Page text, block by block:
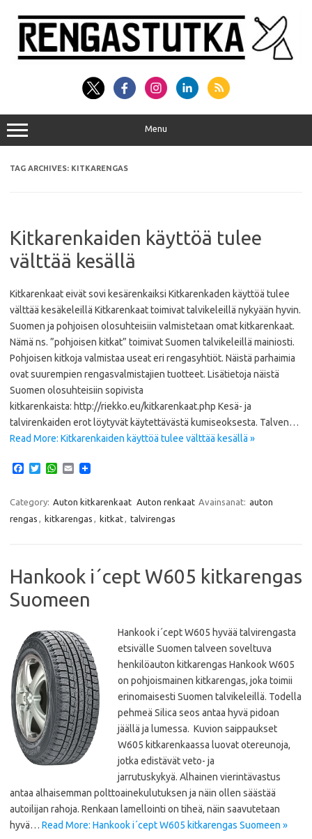
content
Menu
TAG ARCHIVES: KITKARENGAS
Kitkarenkaiden käyttöä tulee
välttää kesällä
Kitkarenkaat eivät sovi kesärenkaiksi Kitkarenkaden käyttöä tulee
välttää kesäkeleillä Kitkarenkaat toimivat talvikeleillä nykyään hyvin.
Suomen ja pohjoisen olosuhteisiin valmistetaan omat kitkarenkaat.
Nämä ns. ”pohjoisen kitkat” toimivat Suomen talvikeleillä mainiosti.
Pohjoisen kitkoja valmistaa useat eri rengasyhtiöt. Näistä parhaimia
ovat suurempien rengasvalmistajien tuotteet. Lisätietoja näistä
Suomen olosuhteisiin sopivista
kitkarenkaista: http://riekko.eu/kitkarenkaat.php Kesä- ja
talvirenkaiden erot löytyvät käytettävästä kumiseoksesta. Talven…
Read More: Kitkarenkaiden käyttöä tulee välttää kesällä »
e
o
T
t
e
W
t
A
E
i
Category: Auton kitkarenkaat Auton renkaat Avainsanat: auton
rengas
kitkarengas kitkat talvirengas
Hankook i´cept W605 kitkarengas
Suomeen
Hankook i´cept W605 hyvää talvirengasta
etsivälle Suomen talveen soveltuva
henkilöauton kitkarengas Hankook W605
on pohjoismainen kitkarengas, joka toimii
erinomaisesti Suomen talvikeleillä. Todella
pehmeä Silica seos antaa hyvä pidoan
jäällä ja lumessa. Kuvion saippaukset
W605 kitkarenkaassa luovat otereunoja,
jotka edistävät veto- ja
jarrutuskykyä. Alhainen vierintävastus
antaa alhaisemman polttoainekulutuksen ja näin ollen säästää
autoilijan rahoja. Renkaan lamellointi on tiheä, näin saavutetaan
hyvä… Read More: Hankook i´cept W605 kitkarengas Suomeen »